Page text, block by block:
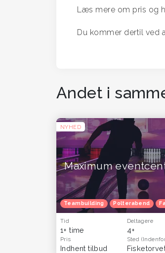
Læs mere om pris og
Du kommer dertil ved
Andet i
NYHED
Maximum
Teambuilding Polterabend
Tid
1+ time
Deltagere
4+
Pris
Indhent tilbud
Sted